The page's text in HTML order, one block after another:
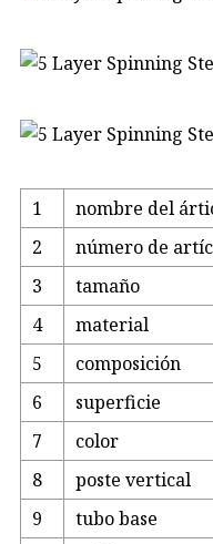
1 nombre del
2
número de
3
tamaño
4
material
5
composición
6
superficie
7
color
8
poste vertical
9
tubo base